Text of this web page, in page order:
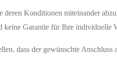
Konditionen miteinander
keine Garantie für Ihre individuelle
dass der gewünschte Anschluss